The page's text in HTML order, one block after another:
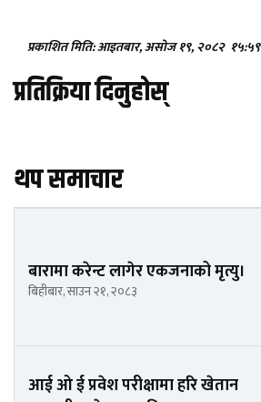
प्रकाशित मिति: आइतबार, असोज १९, २०८२ १५:५९
प्रतिक्रिया दिनुहोस्
थप समाचार
बारामा करेन्ट लागेर एकजनाको मृत्यु।
बिहीबार, साउन २१, २०८३
आई ओ ई प्रवेश परीक्षामा हरि खेतान